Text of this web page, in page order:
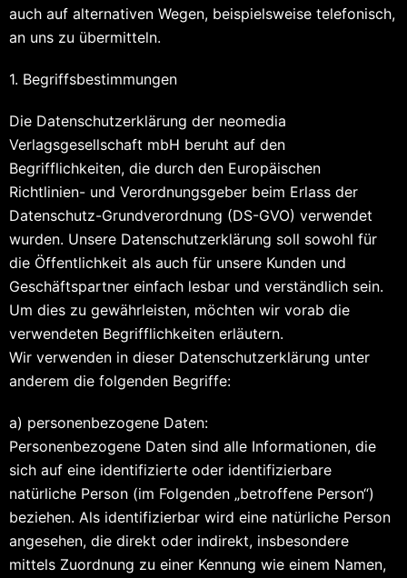
auch auf alternativen Wegen, beispielsweise telefonisch,
an uns zu übermitteln.
1. Begriffsbestimmungen
Die Datenschutzerklärung der neomedia
Verlagsgesellschaft mbH beruht auf den
Begrifflichkeiten, die durch den Europäischen
Richtlinien- und Verordnungsgeber beim Erlass der
Datenschutz-Grundverordnung (DS-GVO) verwendet
wurden. Unsere Datenschutzerklärung soll sowohl für
die Öffentlichkeit als auch für unsere Kunden und
Geschäftspartner einfach lesbar und verständlich sein.
Um dies zu gewährleisten, möchten wir vorab die
verwendeten Begrifflichkeiten erläutern.
Wir verwenden in dieser Datenschutzerklärung unter
anderem die folgenden Begriffe:
a) personenbezogene Daten:
Personenbezogene Daten sind alle Informationen, die
sich auf eine identifizierte oder identifizierbare
natürliche Person (im Folgenden „betroffene Person“)
beziehen. Als identifizierbar wird eine natürliche Person
angesehen, die direkt oder indirekt, insbesondere
mittels Zuordnung zu einer Kennung wie einem Namen,